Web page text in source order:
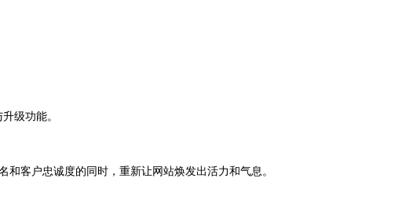
级功能。
和客户忠诚度的同时，重新让网站焕发出活力和气息。